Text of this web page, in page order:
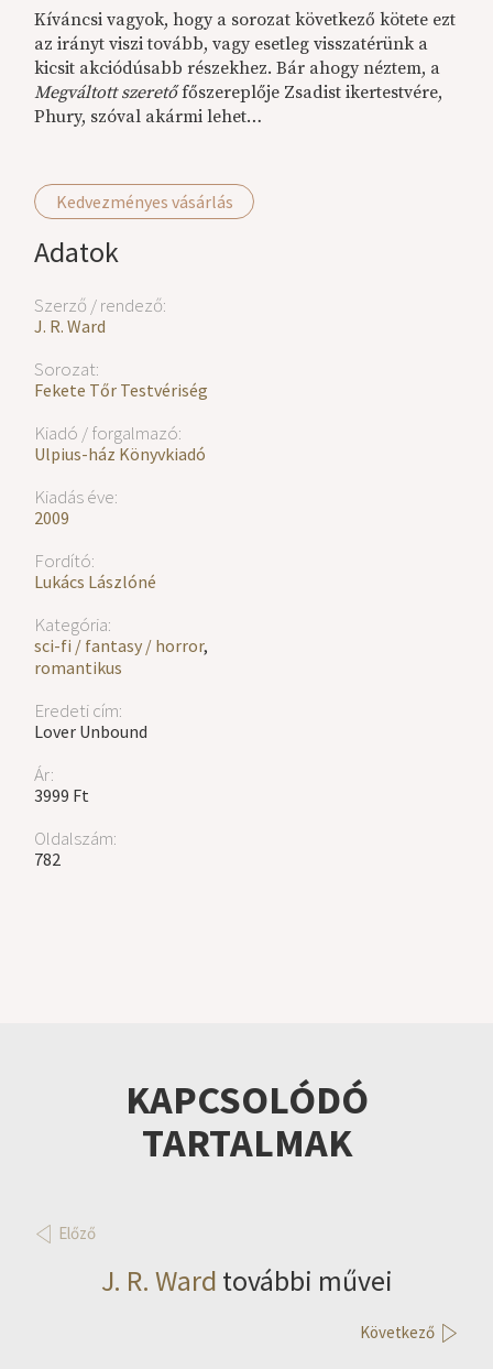
Kedvezményes vásárlás
Adatok
Szerző / rendező:
J. R. Ward
Sorozat:
Fekete Tőr Testvériség
Kiadó / forgalmazó:
Ulpius-ház Könyvkiadó
Kiadás éve:
2009
Fordító:
Lukács Lászlóné
Kategória:
sci-fi / fantasy / horror,
romantikus
Eredeti cím:
Lover Unbound
Ár:
3999 Ft
Oldalszám:
782
Kíváncsi vagyok, hogy a sorozat következő kötete ezt
az irányt viszi tovább, vagy esetleg visszatérünk a
kicsit akciódúsabb részekhez. Bár ahogy néztem, a
Megváltott szeretőfőszereplője Zsadist ikertestvére,
Phury, szóval akármi lehet…
KAPCSOLÓDÓ
TARTALMAK
Előző
J. R. Ward további művei
Következő